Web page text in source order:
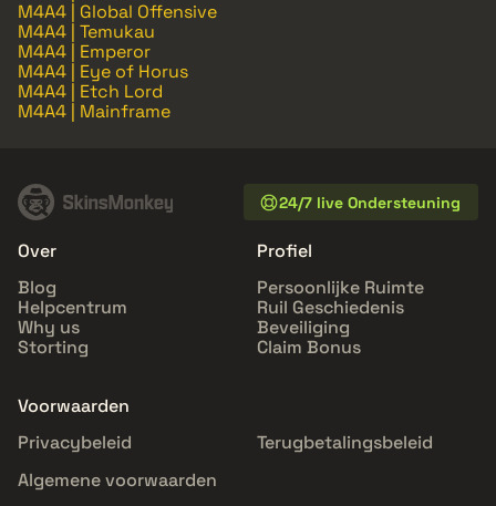
M4A4 | Global Offensive
M4A4 | Temukau
M4A4 | Emperor
M4A4 | Eye of Horus
M4A4 | Etch Lord
M4A4 | Mainframe
24/7 live Ondersteuning
Over
Blog
Helpcentrum
Why us
Storting
Profiel
Persoonlijke Ruimte
Ruil Geschiedenis
Beveiliging
Claim Bonus
Voorwaarden
Privacybeleid
Terugbetalingsbeleid
Algemene voorwaarden